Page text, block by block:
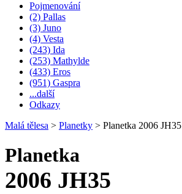
Pojmenování
(2) Pallas
(3) Juno
(4) Vesta
(243) Ida
(253) Mathylde
(433) Eros
(951) Gaspra
...další
Odkazy
Malá tělesa > Planetky > Planetka 2006 JH35
Planetka
2006 JH35